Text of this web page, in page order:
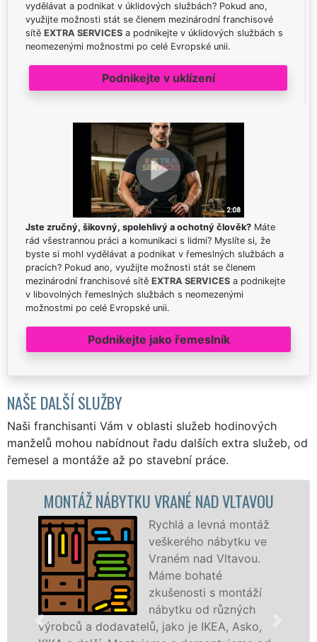
vydělávat a podnikat v úklidových službách? Pokud ano,
využijte možnosti stát se členem mezinárodní franchisové
sítě EXTRA SERVICES a podnikejte v úklidových službách s
neomezenými možnostmi po celé Evropské unii.
Podnikejte v uklízení
Jste zručný, šikovný, spolehlivý a ochotný člověk? Máte
rád všestrannou práci a komunikaci s lidmi? Myslíte si, že
byste si mohl vydělávat a podnikat v řemeslných službách a
pracích? Pokud ano, využijte možnosti stát se členem
mezinárodní franchisové sítě EXTRA SERVICES a podnikejte
v libovolných řemeslných službách s neomezenými
možnostmi po celé Evropské unii.
Podnikejte jako řemeslník
NAŠE DALŠÍ SLUŽBY
Naši franchisanti Vám v oblasti služeb hodinových
manželů mohou nabídnout řadu dalších extra služeb, od
řemesel a montáže až po stavební práce.
NÁBYTKU VRANÉ NAD VLTAVOU
Rychlá a levná montáž
veškerého nábytku ve
Vraném nad Vltavou.
Máme bohaté
zkušenosti s montáží
nábytku od různých
a dodavatelů, jako je IKEA, Asko,